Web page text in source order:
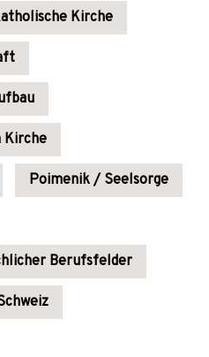
Kirche
Kirche
Poimenik / Seelsorge
Berufsfelder